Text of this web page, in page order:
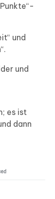
und
und
es ist
dann